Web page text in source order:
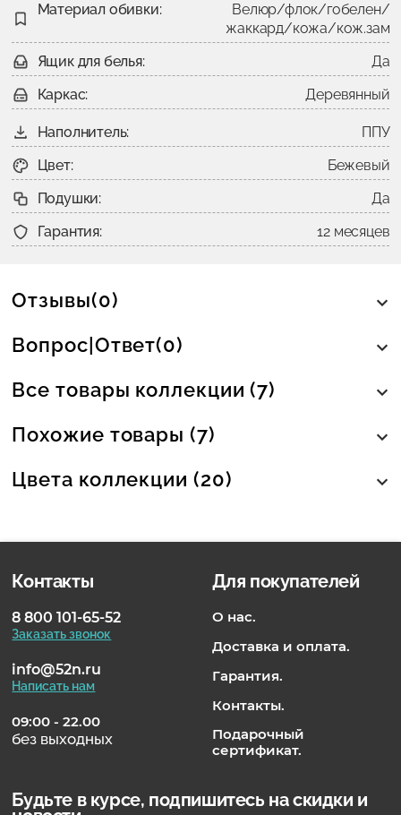
Материал обивки:
Велюр/флок/гобелен/
жаккард/кожа/кож.зам
Ящик для белья:
Да
Каркас:
Деревянный
Наполнитель:
ППУ
Цвет:
Бежевый
Подушки:
Да
Гарантия:
12 месяцев
Отзывы(0)
Вопрос|Ответ(0)
Все товары коллекции (7)
Похожие товары (7)
Цвета коллекции (20)
Контакты
8 800 101-65-52
Заказать звонок
info@52n.ru
Написать нам
09:00 - 22.00
без выходных
Для покупателей
О нас.
Доставка и оплата.
Гарантия.
Контакты.
Подарочный
сертификат.
Будьте в курсе, подпишитесь на скидки и